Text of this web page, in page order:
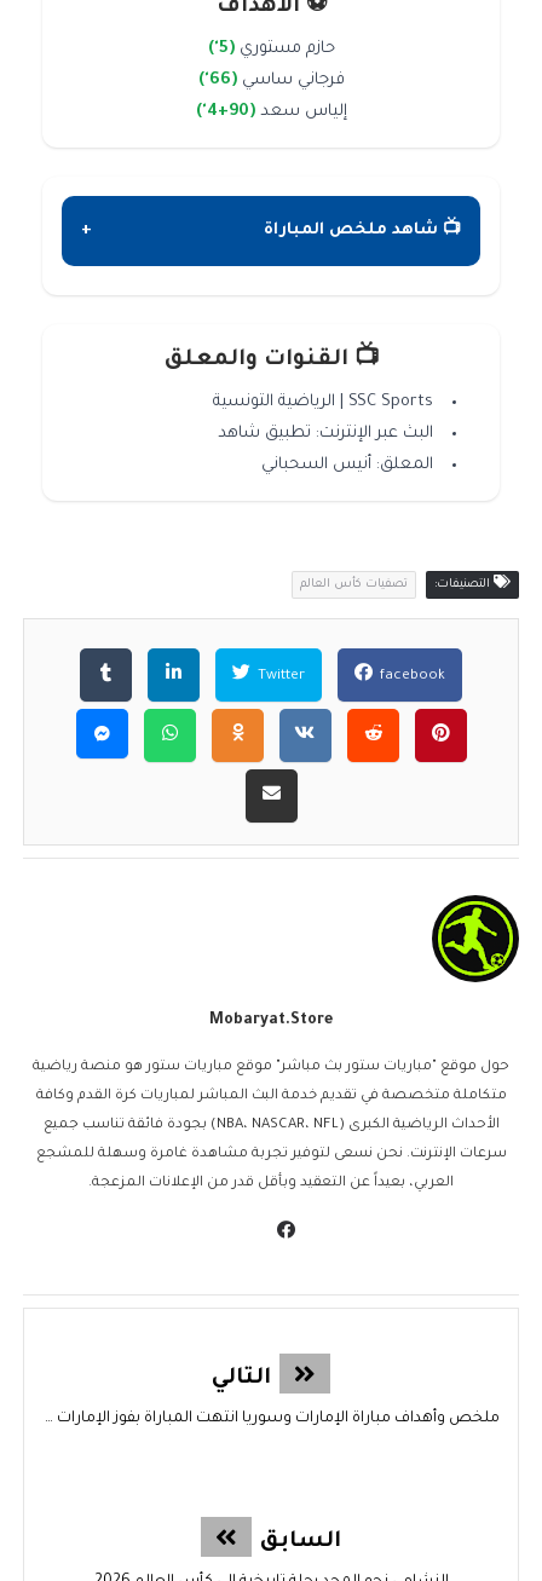
⚽ الأهداف
حازم مستوري(5')
فرجاني ساسي(66')
إلياس سعد(90+4')
📺 شاهد ملخص المباراة +
📺 القنوات والمعلق
SSC Sports | الرياضية التونسية
البث عبر الإنترنت: تطبيق شاهد
المعلق: أنيس السحباني
التصنيفات: تصفيات كأس العالم
facebook
Twitter
Mobaryat.store
حول موقع "مباريات ستور بث مباشر" موقع مباريات ستور هو منصة رياضية
متكاملة متخصصة في تقديم خدمة البث المباشر لمباريات كرة القدم وكافة
الأحداث الرياضية الكبرى (NBA، NASCAR، NFL) بجودة فائقة تناسب جميع
سرعات الإنترنت. نحن نسعى لتوفير تجربة مشاهدة غامرة وسهلة للمشجع
العربي، بعيداً عن التعقيد وبأقل قدر من الإعلانات المزعجة.
التالي
ملخص وأهداف مباراة الإمارات وسوريا انتهت المباراة بفوز الإمارات بنتيجة 3-1
السابق